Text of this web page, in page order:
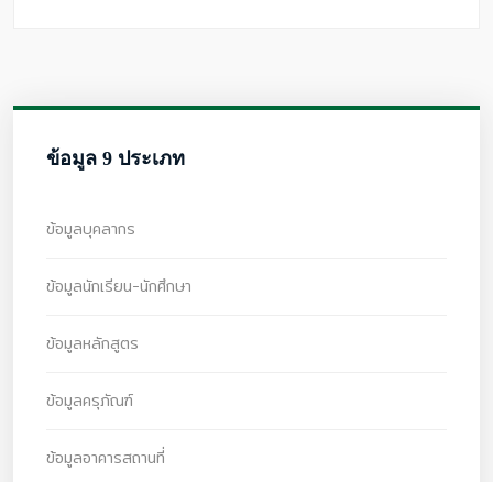
ข้อมูล 9 ประเภท
ข้อมูลบุคลากร
ข้อมูลนักเรียน-นักศึกษา
ข้อมูลหลักสูตร
ข้อมูลครุภัณฑ์
ข้อมูลอาคารสถานที่